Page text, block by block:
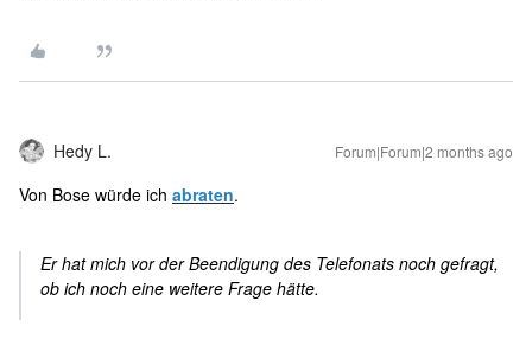
Hedy L. Forum|Forum|2 months ago
Von Bose würde ich abraten.
Er hat mich vor der Beendigung des Telefonats noch gefragt,
ob ich noch eine weitere Frage hätte.